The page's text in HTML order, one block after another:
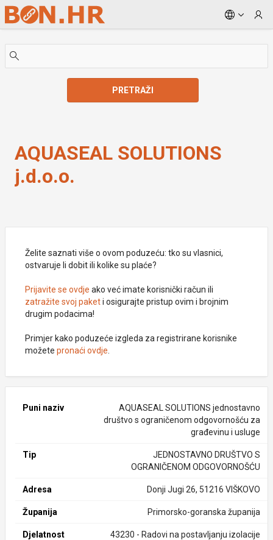
Skip to Main Content
PRETRAŽI
AQUASEAL SOLUTIONS
j.d.o.o.
Želite saznati više o ovom poduzeću: tko su vlasnici,
ostvaruje li dobit ili kolike su plaće?
Prijavite se ovdje ako već imate korisnički račun ili
zatražite svoj paketi osigurajte pristup ovim i brojnim
drugim podacima!
Primjer kako poduzeće izgleda za registrirane korisnike
možete pronaći ovdje
Puni naziv
AQUASEAL SOLUTIONS jednostavno
društvo s ograničenom odgovornošću za
građevinu i usluge
Tip
JEDNOSTAVNO DRUŠTVO S
OGRANIČENOM ODGOVORNOŠĆU
Adresa Donji Jugi 26, 51216 VIŠKOVO
Županija Primorsko-goranska županija
Djelatnost 43230 - Radovi na postavljanju izolacije